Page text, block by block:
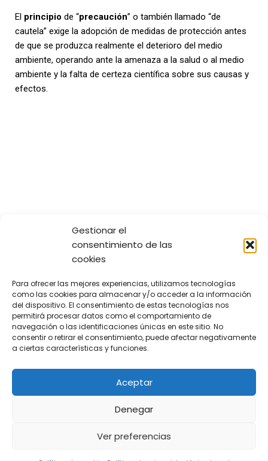
Gestionar el
consentimiento de las
cookies
Para ofrecer las mejores experiencias, utilizamos tecnologías
como las cookies para almacenar y/o acceder a la información
del dispositivo. El consentimiento de estas tecnologías nos
permitirá procesar datos como el comportamiento de
navegación o las identificaciones únicas en este sitio. No
consentir o retirar el consentimiento, puede afectar negativamente
a ciertas características y funciones.
Aceptar
Denegar
Ver preferencias
El principio de “precaución” o también llamado “de
cautela” exige la adopción de medidas de protección antes
de que se produzca realmente el deterioro del medio
ambiente, operando ante la amenaza a la salud o al medio
ambiente y la falta de certeza científica sobre sus causas y
efectos.
Entradas recientes
Derechos Legales en Hipotecas, Financiación y Deudas
Guía de Defensa ante Organismos Supervisores
para defender tu vivienda
¿Cómo reclamar deudas laborales?